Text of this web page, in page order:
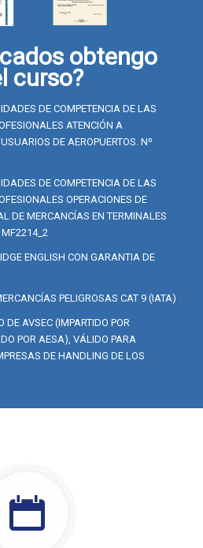
obtengo
curso?
DE COMPETENCIA DE LAS
ATENCIÓN A
DE AEROPUERTOS. Nº
DE COMPETENCIA DE LAS
OPERACIONES DE
DE MERCANCÍAS EN TERMINALES
ENGLISH CON GARANTIA DE
PELIGROSAS CAT 9 (IATA)
DE AVSEC (IMPARTIDO POR
POR AESA), VÁLIDO PARA
DE HANDLING DE LOS